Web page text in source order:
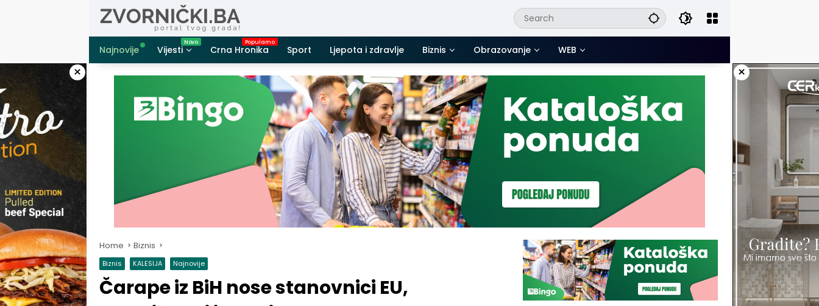
Najnovije
Vijesti Crna Hronika Sport Ljepota i zdravlje Biznis Obrazovanje WEB
× ×
Home Biznis
Biznis KALESIJA Najnovije
Čarape iz BiH nose stanovnici EU,